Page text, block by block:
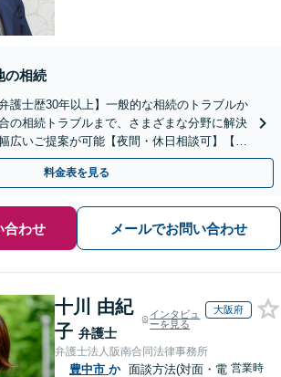
の相続
護士歴30年以上】一般的な相続のトラブルか
の相続トラブルまで、さまざまな分野に解決
広いご提案が可能【夜間・休日相談可】【完
料金表を見る
合わせ メールでお問い合わせ
十川 由紀
子 弁護士
インタビュ
ーを見る
大阪府
弁護士法人阪南合同法律事務所
豊中市 か 面談方法(対面・電 営業時